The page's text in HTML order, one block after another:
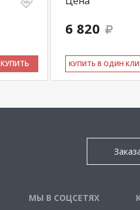
КУПИТЬ
6 820
КУ­ПИТЬ В ОДИН
МЫ В СОЦСЕТЯХ